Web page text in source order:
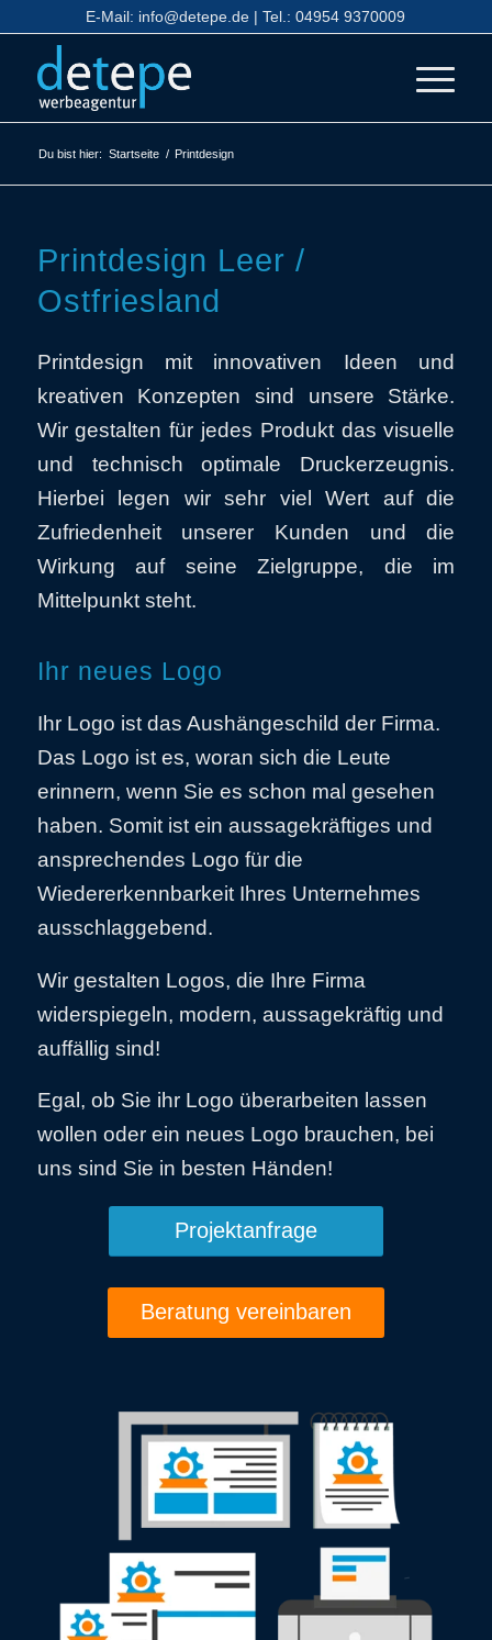
E-Mail: info@detepe.de | Tel.:04954 9370009
Du bist hier: Startseite / Printdesign
Printdesign Leer /
Ostfriesland
Printdesign mit innovativen Ideen und
kreativen Konzepten sind unsere Stärke.
Wir gestalten für jedes Produkt das visuelle
und technisch optimale Druckerzeugnis.
Hierbei legen wir sehr viel Wert auf die
Zufriedenheit unserer Kunden und die
Wirkung auf seine Zielgruppe, die im
Mittelpunkt steht.
Ihr neues Logo
Ihr Logo ist das Aushängeschild der Firma.
Das Logo ist es, woran sich die Leute
erinnern, wenn Sie es schon mal gesehen
haben. Somit ist ein aussagekräftiges und
ansprechendes Logo für die
Wiedererkennbarkeit Ihres Unternehmes
ausschlaggebend.
Wir gestalten Logos, die Ihre Firma
widerspiegeln, modern, aussagekräftig und
auffällig sind!
Egal, ob Sie ihr Logo überarbeiten lassen
wollen oder ein neues Logo brauchen, bei
uns sind Sie in besten Händen!
Projektanfrage
Beratung vereinbaren